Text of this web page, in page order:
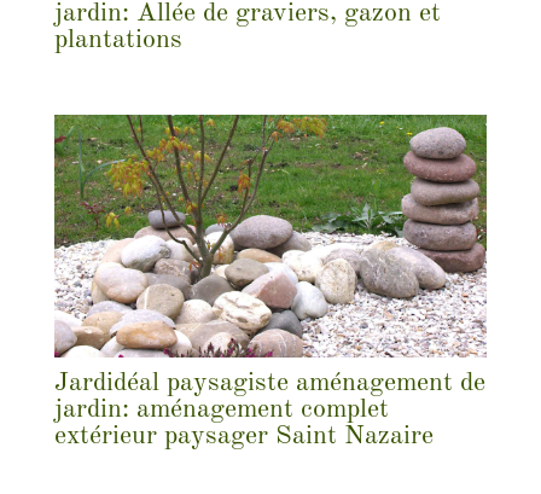
jardin: Allée de graviers, gazon et
plantations
Jardidéal paysagiste aménagement de
jardin: aménagement complet
extérieur paysager Saint Nazaire